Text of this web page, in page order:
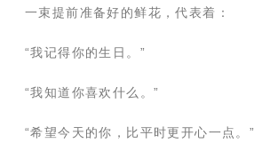
一束提前准备好的鲜花，代表着：
“我记得你的生日。”
“我知道你喜欢什么。”
“希望今天的你，比平时更开心一点。”